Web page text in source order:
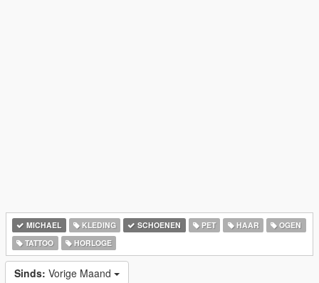
MICHAEL KLEDING SCHOENEN PET HAAR
OGEN
TATTOO
HORLOGE
Sinds: Vorige Maand